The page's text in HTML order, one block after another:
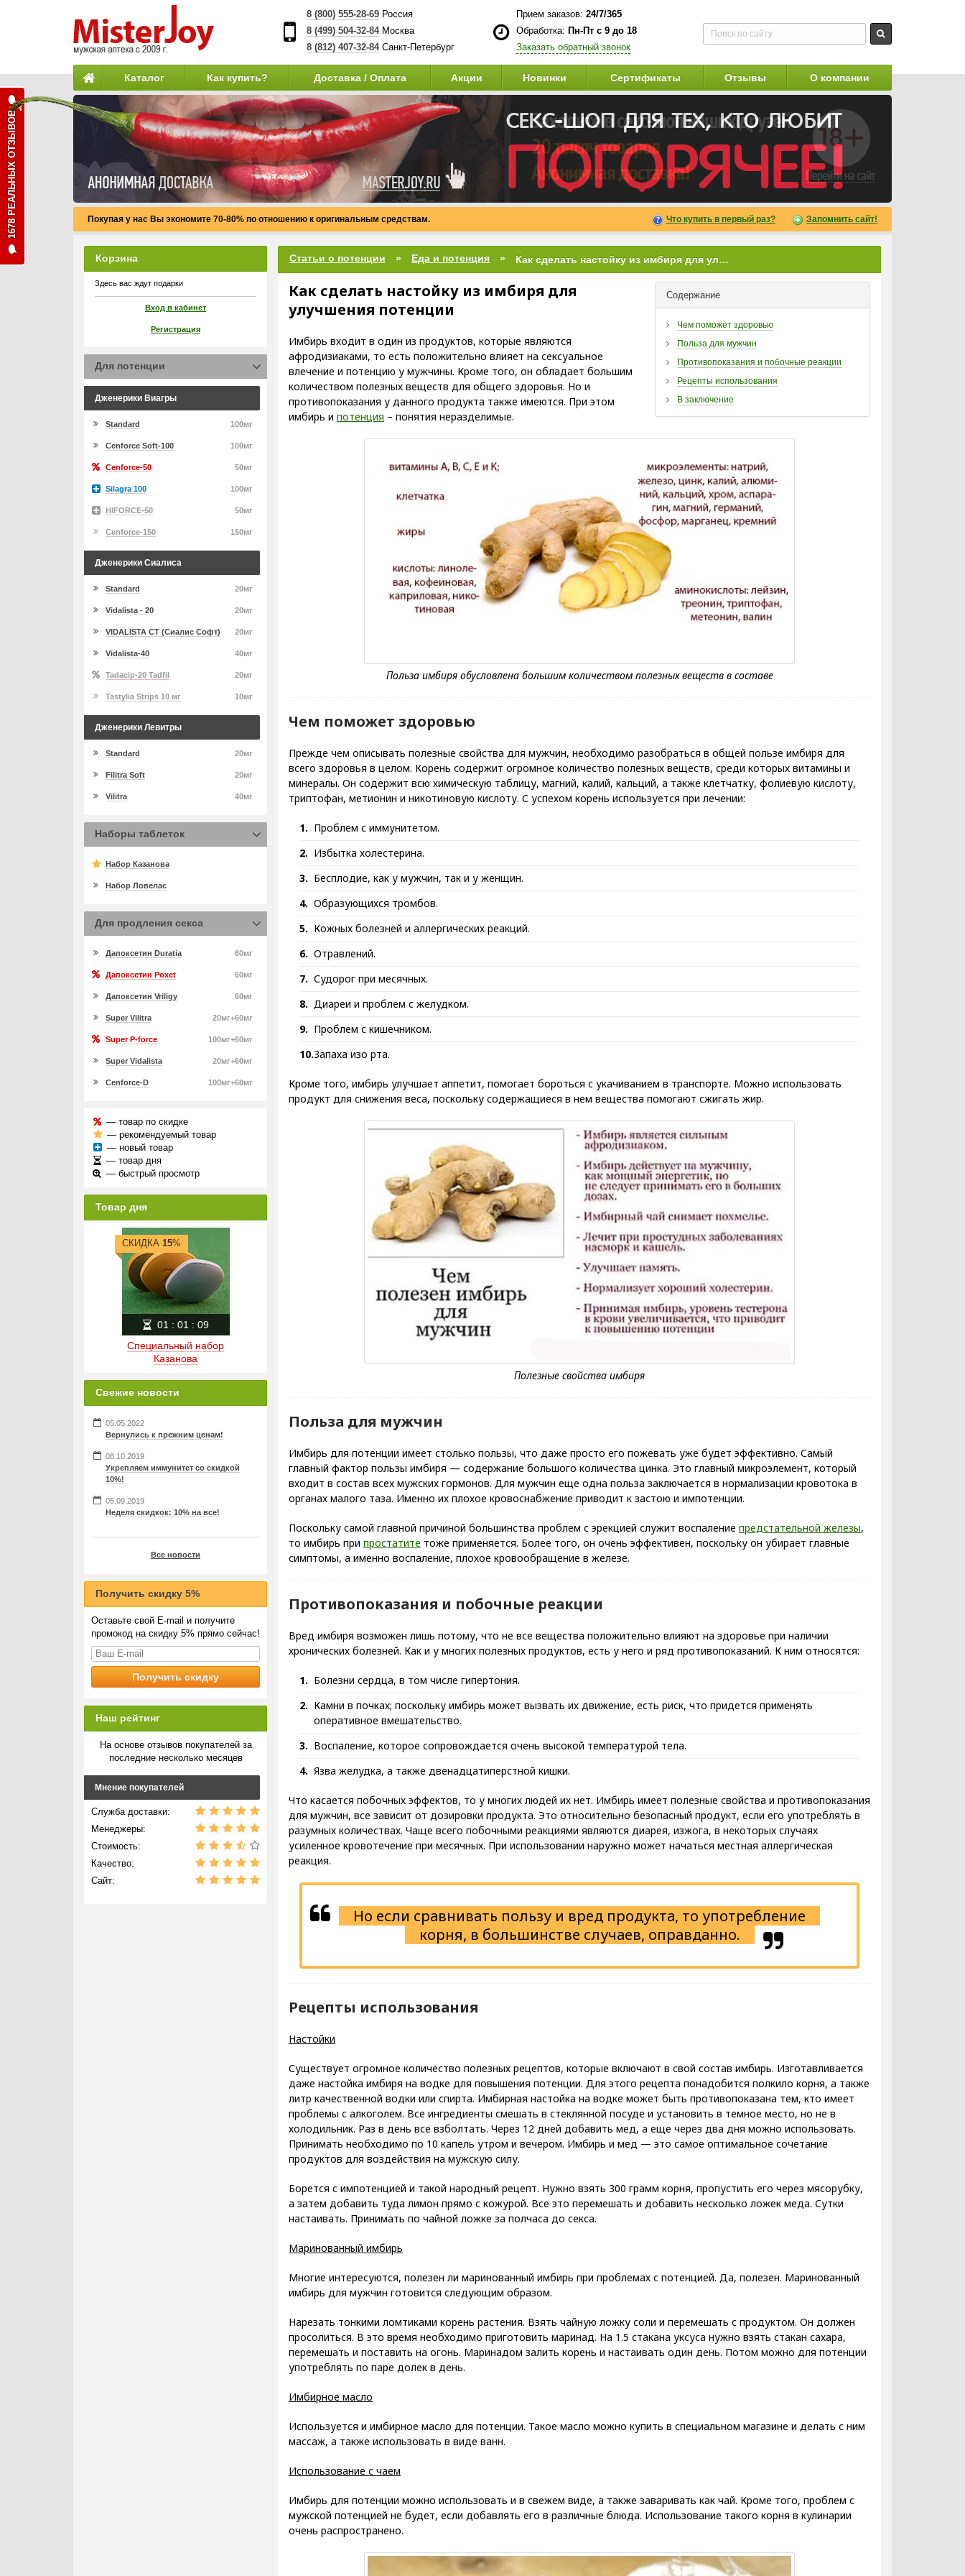
8 (800) 555-28-69Россия
8 (499) 504-32-84Москва
8 (812) 407-32-84 Санкт-Петербург
Прием заказов: 24/7/365
Обработка: Пн-Пт с 9 до 18
Заказать обратный звонок
Каталог Как купить? Доставка / Оплата Акции Новинки Сертификаты Отзывы О компании
Покупая у нас Вы экономите 70-80% по отношению к оригинальным средствам. Что купить в первый раз? Запомнить сайт!
Статьи о потенции Еда и потенция Как сделать настойку из имбиря для улучшения потенции
Содержание
Чем поможет здоровью
Польза для мужчин
Противопоказания и побочные реакции
Рецепты использования
В заключение
Как сделать настойку из имбиря для
улучшения потенции
Имбирь входит в один из продуктов, которые являются
афродизиаками, то есть положительно влияет на сексуальное
влечение и потенцию у мужчины. Кроме того, он обладает большим
количеством полезных веществ для общего здоровья. Но и
противопоказания у данного продукта также имеются. При этом
имбирь и потенция – понятия неразделимые.
Чем поможет здоровью
Прежде чем описывать полезные свойства для мужчин, необходимо разобраться в общей пользе имбиря для
всего здоровья в целом. Корень содержит огромное количество полезных веществ, среди которых витамины и
минералы. Он содержит всю химическую таблицу, магний, калий, кальций, а также клетчатку, фолиевую кислоту,
триптофан, метионин и никотиновую кислоту. С успехом корень используется при лечении:
Проблем с иммунитетом.
Избытка холестерина.
Бесплодие, как у мужчин, так и у женщин.
Образующихся тромбов.
Кожных болезней и аллергических реакций.
Отравлений.
Судорог при месячных.
Диареи и проблем с желудком.
Проблем с кишечником.
Запаха изо рта.
Кроме того, имбирь улучшает аппетит, помогает бороться с укачиванием в транспорте. Можно использовать
продукт для снижения веса, поскольку содержащиеся в нем вещества помогают сжигать жир.
Польза для мужчин
Имбирь для потенции имеет столько пользы, что даже просто его пожевать уже будет эффективно. Самый
главный фактор пользы имбиря — содержание большого количества цинка. Это главный микроэлемент, который
входит в состав всех мужских гормонов. Для мужчин еще одна польза заключается в нормализации кровотока в
органах малого таза. Именно их плохое кровоснабжение приводит к застою и импотенции.
Поскольку самой главной причиной большинства проблем с эрекцией служит воспаление предстательной железы,
то имбирь при простатите тоже применяется. Более того, он очень эффективен, поскольку он убирает главные
симптомы, а именно воспаление, плохое кровообращение в железе.
Противопоказания и побочные реакции
Вред имбиря возможен лишь потому, что не все вещества положительно влияют на здоровье при наличии
хронических болезней. Как и у многих полезных продуктов, есть у него и ряд противопоказаний. К ним относятся:
Болезни сердца, в том числе гипертония.
Камни в почках; поскольку имбирь может вызвать их движение, есть риск, что придется применять
оперативное вмешательство.
Воспаление, которое сопровождается очень высокой температурой тела.
Язва желудка, а также двенадцатиперстной кишки.
Что касается побочных эффектов, то у многих людей их нет. Имбирь имеет полезные свойства и противопоказания
для мужчин, все зависит от дозировки продукта. Это относительно безопасный продукт, если его употреблять в
разумных количествах. Чаще всего побочными реакциями являются диарея, изжога, в некоторых случаях
усиленное кровотечение при месячных. При использовании наружно может начаться местная аллергическая
реакция.
Но если сравнивать пользу и вред продукта, то употребление
корня, в большинстве случаев, оправданно.
Рецепты использования
Настойки
Существует огромное количество полезных рецептов, которые включают в свой состав имбирь. Изготавливается
даже настойка имбиря на водке для повышения потенции. Для этого рецепта понадобится полкило корня, а также
литр качественной водки или спирта. Имбирная настойка на водке может быть противопоказана тем, кто имеет
проблемы с алкоголем. Все ингредиенты смешать в стеклянной посуде и установить в темное место, но не в
холодильник. Раз в день все взболтать. Через 12 дней добавить мед, а еще через два дня можно использовать.
Принимать необходимо по 10 капель утром и вечером. Имбирь и мед — это самое оптимальное сочетание
продуктов для воздействия на мужскую силу.
Борется с импотенцией и такой народный рецепт. Нужно взять 300 грамм корня, пропустить его через мясорубку,
а затем добавить туда лимон прямо с кожурой. Все это перемешать и добавить несколько ложек меда. Сутки
настаивать. Принимать по чайной ложке за полчаса до секса.
Маринованный имбирь
Многие интересуются, полезен ли маринованный имбирь при проблемах с потенцией. Да, полезен. Маринованный
имбирь для мужчин готовится следующим образом.
Нарезать тонкими ломтиками корень растения. Взять чайную ложку соли и перемешать с продуктом. Он должен
просолиться. В это время необходимо приготовить маринад. На 1.5 стакана уксуса нужно взять стакан сахара,
перемешать и поставить на огонь. Маринадом залить корень и настаивать один день. Потом можно для потенции
употреблять по паре долек в день.
Имбирное масло
Используется и имбирное масло для потенции. Такое масло можно купить в специальном магазине и делать с ним
массаж, а также использовать в виде ванн.
Использование с чаем
Имбирь для потенции можно использовать и в свежем виде, а также заваривать как чай. Кроме того, проблем с
мужской потенцией не будет, если добавлять его в различные блюда. Использование такого корня в кулинарии
очень распространено.
Корзина
Здесь вас ждут подарки
Вход в кабинет
Регистрация
Для потенции
Дженерики Виагры
100мг
Standard
100мг
Cenforce Soft-100
50мг
Cenforce-50
100мг
Silagra 100
50мг
HIFORCE-50
150мг
Cenforce-150
Дженерики Сиалиса
20мг
Standard
20мг
Vidalista - 20
20мг
VIDALISTA CT (Сиалис Софт)
40мг
Vidalista-40
20мг
Tadacip-20 Tadfil
10мг
Tastylia Strips 10 мг
Дженерики Левитры
20мг
Standard
20мг
Filitra Soft
40мг
Vilitra
Наборы таблеток
Набор Казанова
Набор Ловелас
Для продления секса
60мг
Дапоксетин Duratia
60мг
Дапоксетин Poxet
60мг
Дапоксетин Vriligy
20мг+60мг
Super Vilitra
100мг+60мг
Super P-force
20мг+60мг
Super Vidalista
100мг+60мг
Cenforce-D
— товар по скидке
— рекомендуемый товар
— новый товар
— товар дня
— быстрый просмотр
Товар дня
Специальный набор
Казанова
СКИДКА 15%
01 : 01 : 08
Свежие новости
05.05.2022
Вернулись к прежним ценам!
08.10.2019
Укрепляем иммунитет со скидкой
10%!
05.09.2019
Неделя скидкок: 10% на все!
Все новости
Получить скидку 5%
Оставьте свой E-mail и получите
промокод на скидку 5% прямо сейчас!
Наш рейтинг
На основе отзывов покупателей за
последние несколько месяцев
Мнение покупателей
Служба доставки:
Менеджеры:
Стоимость:
Качество:
Сайт:
1678 РЕАЛЬНЫХ ОТЗЫВОВ